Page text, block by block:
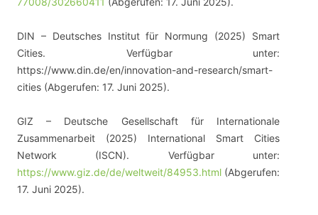
DIN – Deutsches Institut für Normung (2025) Smart
Cities. Verfügbar unter:
https://www.din.de/en/innovation-and-research/smart-
cities (Abgerufen: 17. Juni 2025).
GIZ – Deutsche Gesellschaft für Internationale
Zusammenarbeit (2025) International Smart Cities
Network (ISCN). Verfügbar unter:
https://www.giz.de/de/weltweit/84953.html (Abgerufen:
17. Juni 2025).